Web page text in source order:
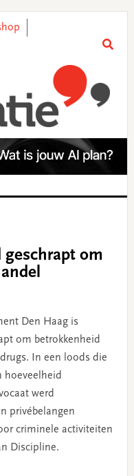
geschrapt om
Den Haag is
om betrokkenheid
In een loods die
hoeveelheid
werd
privébelangen
criminele activiteiten
Discipline.